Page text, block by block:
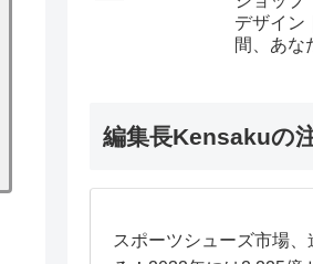
デザイン
間、あな
編集長Kensakuの
スポーツシューズ市場